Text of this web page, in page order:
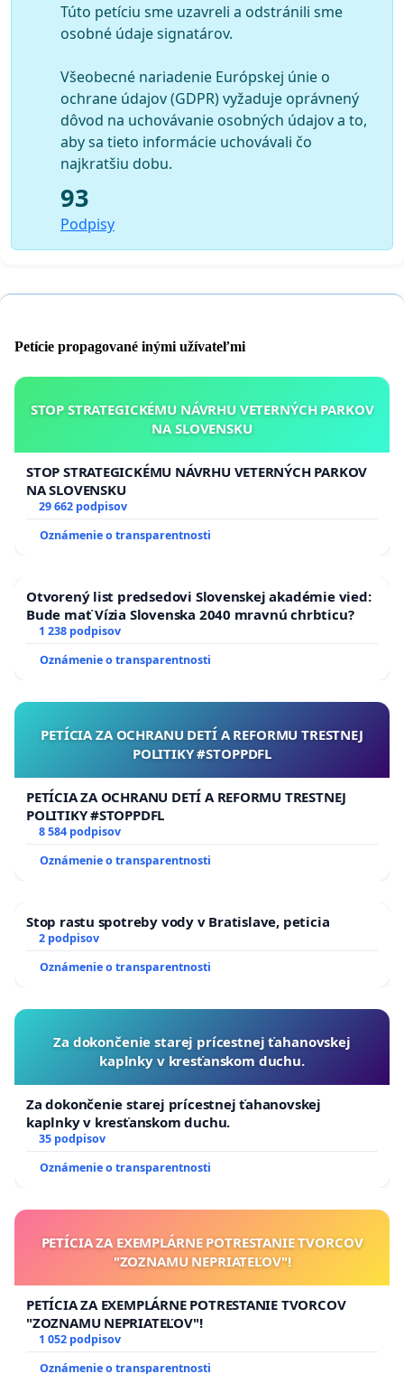
Túto petíciu sme uzavreli a odstránili sme
osobné údaje signatárov.
Všeobecné nariadenie Európskej únie o
ochrane údajov (GDPR) vyžaduje oprávnený
dôvod na uchovávanie osobných údajov a to,
aby sa tieto informácie uchovávali čo
najkratšiu dobu.
93
Podpisy
Petície propagované inými užívateľmi
STOP STRATEGICKÉMU NÁVRHU VETERNÝCH PARKOV
NA SLOVENSKU
STOP STRATEGICKÉMU NÁVRHU VETERNÝCH PARKOV
NA SLOVENSKU
29 662 podpisov
Oznámenie o transparentnosti
Otvorený list predsedovi Slovenskej akadémie vied:
Bude mať Vízia Slovenska 2040 mravnú chrbticu?
1 238 podpisov
Oznámenie o transparentnosti
PETÍCIA ZA OCHRANU DETÍ A REFORMU TRESTNEJ
POLITIKY #STOPPDFL
PETÍCIA ZA OCHRANU DETÍ A REFORMU TRESTNEJ
POLITIKY #STOPPDFL
8 584 podpisov
Oznámenie o transparentnosti
Stop rastu spotreby vody v Bratislave, peticia
2 podpisov
Oznámenie o transparentnosti
Za dokončenie starej prícestnej ťahanovskej
kaplnky v kresťanskom duchu.
Za dokončenie starej prícestnej ťahanovskej
kaplnky v kresťanskom duchu.
35 podpisov
Oznámenie o transparentnosti
PETÍCIA ZA EXEMPLÁRNE POTRESTANIE TVORCOV
"ZOZNAMU NEPRIATEĽOV"!
PETÍCIA ZA EXEMPLÁRNE POTRESTANIE TVORCOV
"ZOZNAMU NEPRIATEĽOV"!
1 052 podpisov
Oznámenie o transparentnosti